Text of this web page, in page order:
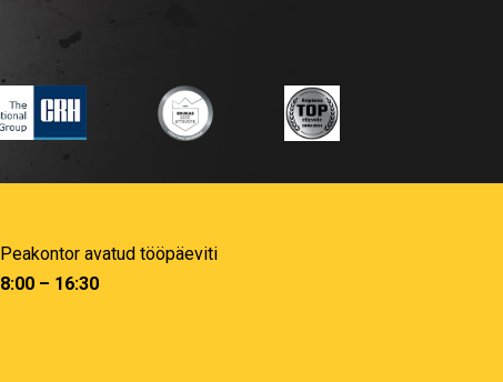
Peakontor avatud tööpäeviti
8:00 – 16:30